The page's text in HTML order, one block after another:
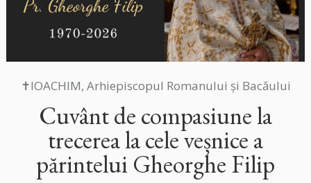
✝IOACHIM, Arhiepiscopul Romanului și Bacăului
Cuvânt de compasiune la
trecerea la cele veșnice a
părintelui Gheorghe Filip